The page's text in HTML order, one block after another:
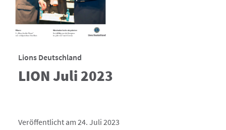
Lions Deutschland
LION Juli 2023
Veröffentlicht am 24. Juli 2023